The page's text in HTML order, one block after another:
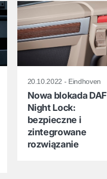
20.10.2022 - Eindhoven
Nowa blokada DAF
Night Lock:
bezpieczne i
zintegrowane
rozwiązanie